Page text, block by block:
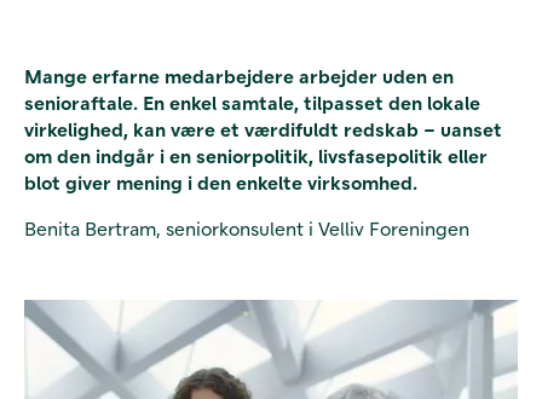
Mange erfarne medarbejdere arbejder uden en
senioraftale. En enkel samtale, tilpasset den lokale
virkelighed, kan være et værdifuldt redskab – uanset
om den indgår i en seniorpolitik, livsfasepolitik eller
blot giver mening i den enkelte virksomhed.
Benita Bertram, seniorkonsulent i Velliv Foreningen